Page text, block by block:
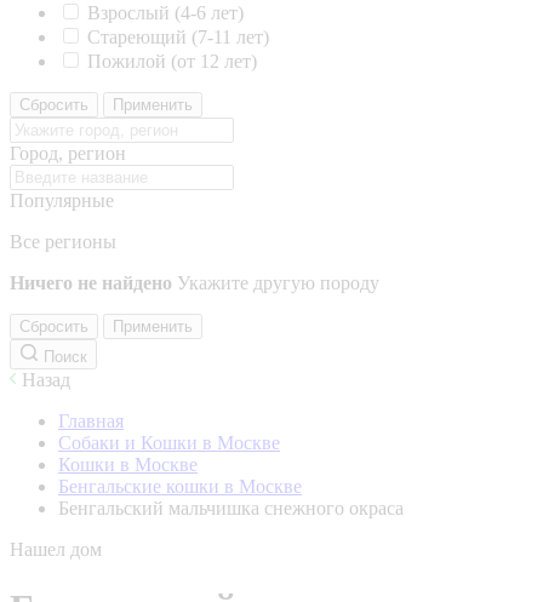
Взрослый (4-6 лет)
Стареющий (7-11 лет)
Пожилой (от 12 лет)
Сбросить Применить
Город, регион
Популярные
Все регионы
Ничего не найдено Укажите другую породу
Сбросить
Применить
Поиск
Назад
Главная
Собаки и Кошки в Москве
Кошки в Москве
Бенгальские кошки в Москве
Бенгальский мальчишка снежного окраса
Нашел дом